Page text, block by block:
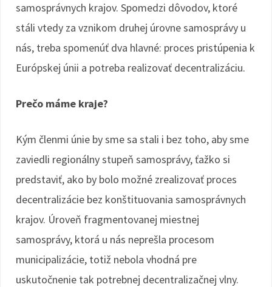
samosprávnych krajov. Spomedzi dôvodov, ktoré
stáli vtedy za vznikom druhej úrovne samosprávy u
nás, treba spomenúť dva hlavné: proces pristúpenia k
Európskej únii a potreba realizovať decentralizáciu.
Prečo máme kraje?
Kým členmi únie by sme sa stali i bez toho, aby sme
zaviedli regionálny stupeň samosprávy, ťažko si
predstaviť, ako by bolo možné zrealizovať proces
decentralizácie bez konštituovania samosprávnych
krajov. Úroveň fragmentovanej miestnej
samosprávy, ktorá u nás neprešla procesom
municipalizácie, totiž nebola vhodná pre
uskutočnenie tak potrebnej decentralizačnej vlny.